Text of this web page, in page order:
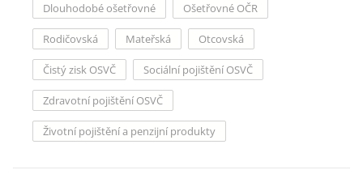
Dlouhodobé ošetřovné Ošetřovné OČR
Rodičovská Mateřská Otcovská
Čistý zisk OSVČ Sociální pojištění OSVČ
Zdravotní pojištění OSVČ
Životní pojištění a penzijní produkty